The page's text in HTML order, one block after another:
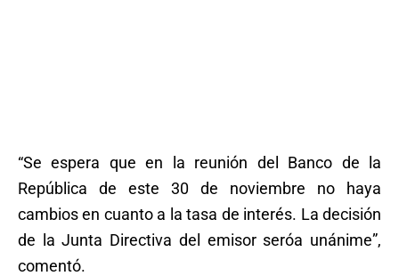
“Se espera que en la reunión del Banco de la
República de este 30 de noviembre no haya
cambios en cuanto a la tasa de interés. La decisión
de la Junta Directiva del emisor seróa unánime”,
comentó.